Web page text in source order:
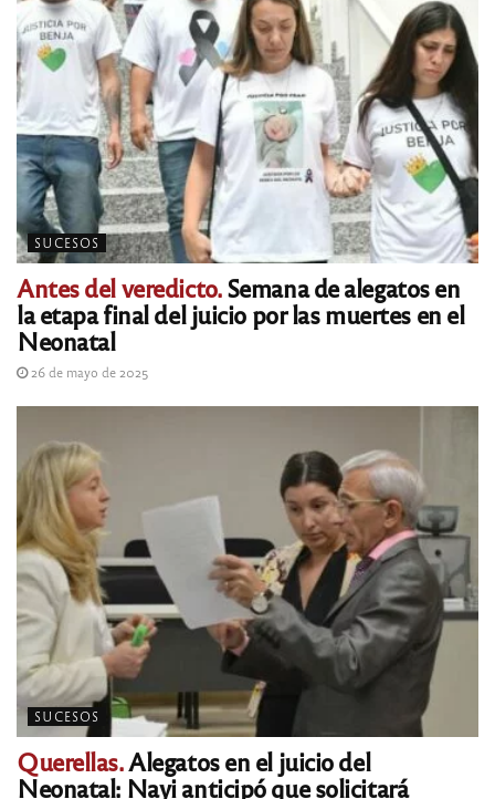
SUCESOS
Antes del veredicto.Semana de alegatos en
la etapa final del juicio por las muertes en el
Neonatal
26 de mayo de 2025
SUCESOS
Querellas.Alegatos en el juicio del
Neonatal: Nayi anticipó que solicitará